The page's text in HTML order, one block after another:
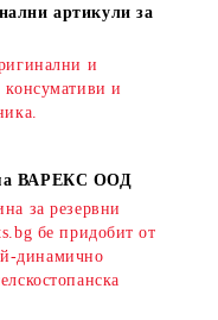
артикули за
и
консумативи и
ВАРЕКС ООД
за резервни
бе придобит от
динамично